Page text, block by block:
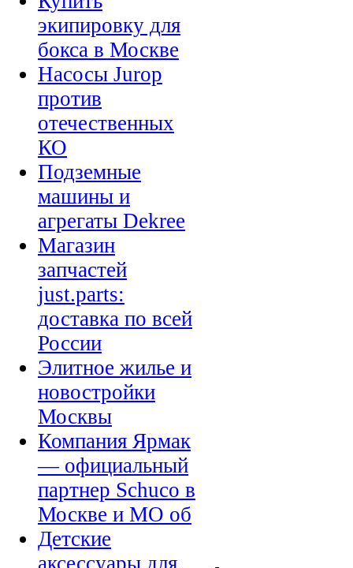
экипировку для
бокса в Москве
Насосы Jurop
против
отечественных
КО
Подземные
машины и
агрегаты Dekree
Магазин
запчастей
just.parts:
доставка по всей
России
Элитное жилье и
новостройки
Москвы
Компания Ярмак
— официальный
партнер Schuco в
Москве и МО об
Детские